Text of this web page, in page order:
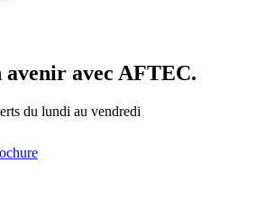
avenir avec AFTEC.
du lundi au vendredi